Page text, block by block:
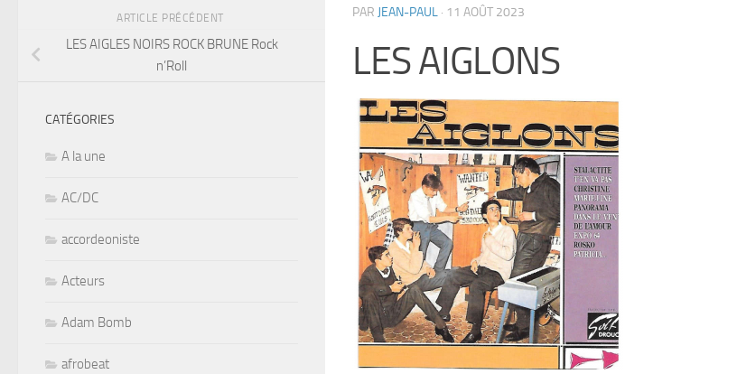
PAR JEAN-PAUL · 11 AOÛT 2023
LES AIGLONS
ARTICLE PRÉCÉDENT
LES AIGLES NOIRS ROCK BRUNE Rock
n’Roll
CATÉGORIES
A la une
AC/DC
accordeoniste
Acteurs
Adam Bomb
afrobeat